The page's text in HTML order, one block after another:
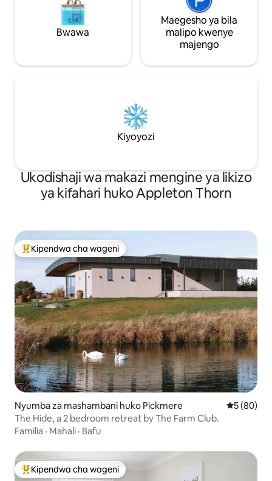
Bwawa
Maegesho ya bila
malipo kwenye
majengo
Kiyoyozi
Ukodishaji wa makazi mengine ya likizo
ya kifahari huko Appleton Thorn
Kipendwa maarufu cha wageni
Kipendwa cha wageni
Nyumba za mashambani huko Pickmere Ukadiriaji
5 (80)
The Hide, a 2 bedroom retreat by The Farm Club.
Familia · Mahali · Bafu
Kipendwa maarufu cha wageni
Kipendwa cha wageni